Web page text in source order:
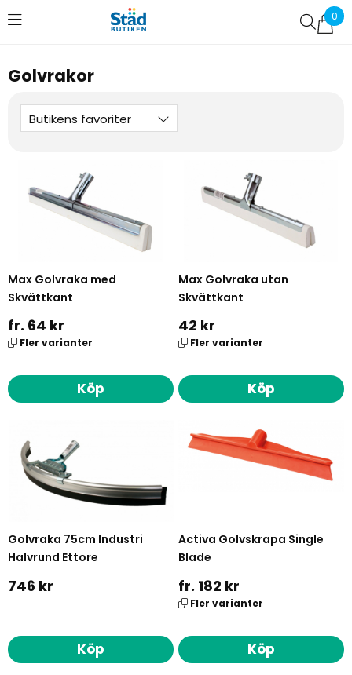
0
Favoriter (0)
Golvrakor
Butikens favoriter
Max Golvraka med
Skvättkant
fr. 64 kr
Fler varianter
Köp
Max Golvraka utan
Skvättkant
42 kr
Fler varianter
Köp
Golvraka 75cm Industri
Halvrund Ettore
746 kr
Köp
Activa Golvskrapa Single
Blade
fr. 182 kr
Fler varianter
Köp